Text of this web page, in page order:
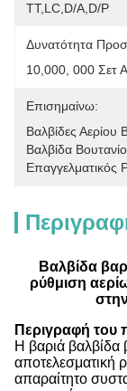
ΤΤ,LC,D/A,D/P
Δυνατότητα
10,000, 000 Σετ
Επισημαίνω:
Βαλβίδες
Βαλβίδα
Επαγγελματικός
Βαλβίδα
ρύθμιση
Περιγραφή του
Η βαριά βαλβίδα
αποτελεσματική
απαραίτητο